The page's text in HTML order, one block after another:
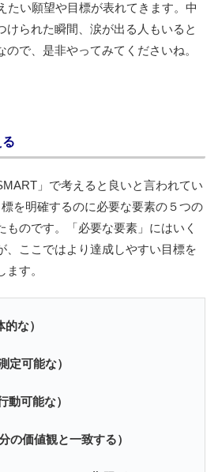
たい願望や目標が表れてきます。中
けられた瞬間、涙が出る人もいると
で、是非やってみてくださいね。
」で考えると良いと言われてい
を明確するのに必要な要素の５つの
ものです。「必要な要素」にはいく
、ここではより達成しやすい目標を
す。
な）
可能な）
可能な）
価値観と一致する）